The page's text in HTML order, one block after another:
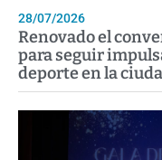
28/07/2026
Renovado el
para seguir
deporte en la